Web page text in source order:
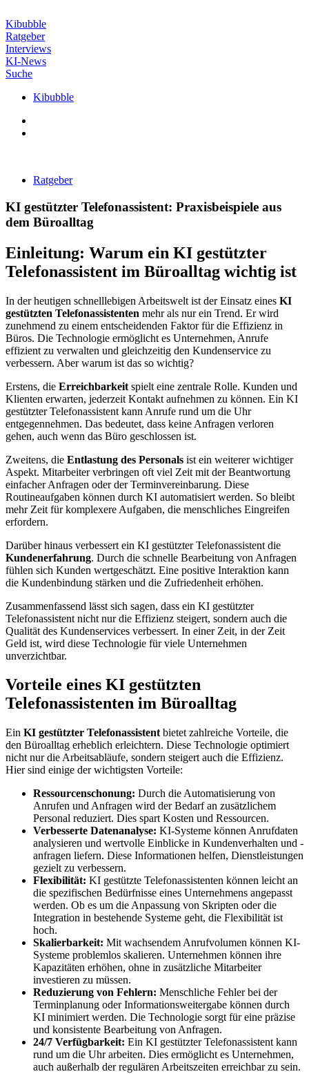
Inhalt
wechseln
Kibubble
Ratgeber
Interviews
KI-News
Suche
Kibubble
Ratgeber
KI gestützter Telefonassistent: Praxisbeispiele aus
dem Büroalltag
Einleitung: Warum ein KI gestützter
Telefonassistent im Büroalltag wichtig ist
In der heutigen schnelllebigen Arbeitswelt ist der Einsatz eines KI
gestützten Telefonassistenten mehr als nur ein Trend. Er wird
zunehmend zu einem entscheidenden Faktor für die Effizienz in
Büros. Die Technologie ermöglicht es Unternehmen, Anrufe
effizient zu verwalten und gleichzeitig den Kundenservice zu
verbessern. Aber warum ist das so wichtig?
Erstens, die Erreichbarkeit spielt eine zentrale Rolle. Kunden und
Klienten erwarten, jederzeit Kontakt aufnehmen zu können. Ein KI
gestützter Telefonassistent kann Anrufe rund um die Uhr
entgegennehmen. Das bedeutet, dass keine Anfragen verloren
gehen, auch wenn das Büro geschlossen ist.
Zweitens, die Entlastung des Personals ist ein weiterer wichtiger
Aspekt. Mitarbeiter verbringen oft viel Zeit mit der Beantwortung
einfacher Anfragen oder der Terminvereinbarung. Diese
Routineaufgaben können durch KI automatisiert werden. So bleibt
mehr Zeit für komplexere Aufgaben, die menschliches Eingreifen
erfordern.
Darüber hinaus verbessert ein KI gestützter Telefonassistent die
Kundenerfahrung. Durch die schnelle Bearbeitung von Anfragen
fühlen sich Kunden wertgeschätzt. Eine positive Interaktion kann
die Kundenbindung stärken und die Zufriedenheit erhöhen.
Zusammenfassend lässt sich sagen, dass ein KI gestützter
Telefonassistent nicht nur die Effizienz steigert, sondern auch die
Qualität des Kundenservices verbessert. In einer Zeit, in der Zeit
Geld ist, wird diese Technologie für viele Unternehmen
unverzichtbar.
Vorteile eines KI gestützten
Telefonassistenten im Büroalltag
Ein KI gestützter Telefonassistent bietet zahlreiche Vorteile, die
den Büroalltag erheblich erleichtern. Diese Technologie optimiert
nicht nur die Arbeitsabläufe, sondern steigert auch die Effizienz.
Hier sind einige der wichtigsten Vorteile:
Ressourcenschonung: Durch die Automatisierung von
Anrufen und Anfragen wird der Bedarf an zusätzlichem
Personal reduziert. Dies spart Kosten und Ressourcen.
Verbesserte Datenanalyse: KI-Systeme können Anrufdaten
analysieren und wertvolle Einblicke in Kundenverhalten und -
anfragen liefern. Diese Informationen helfen, Dienstleistungen
gezielt zu verbessern.
Flexibilität: KI gestützte Telefonassistenten können leicht an
die spezifischen Bedürfnisse eines Unternehmens angepasst
werden. Ob es um die Anpassung von Skripten oder die
Integration in bestehende Systeme geht, die Flexibilität ist
hoch.
Skalierbarkeit: Mit wachsendem Anrufvolumen können KI-
Systeme problemlos skalieren. Unternehmen können ihre
Kapazitäten erhöhen, ohne in zusätzliche Mitarbeiter
investieren zu müssen.
Reduzierung von Fehlern: Menschliche Fehler bei der
Terminplanung oder Informationsweitergabe können durch
KI minimiert werden. Die Technologie sorgt für eine präzise
und konsistente Bearbeitung von Anfragen.
24/7 Verfügbarkeit: Ein KI gestützter Telefonassistent kann
rund um die Uhr arbeiten. Dies ermöglicht es Unternehmen,
auch außerhalb der regulären Arbeitszeiten erreichbar zu sein.